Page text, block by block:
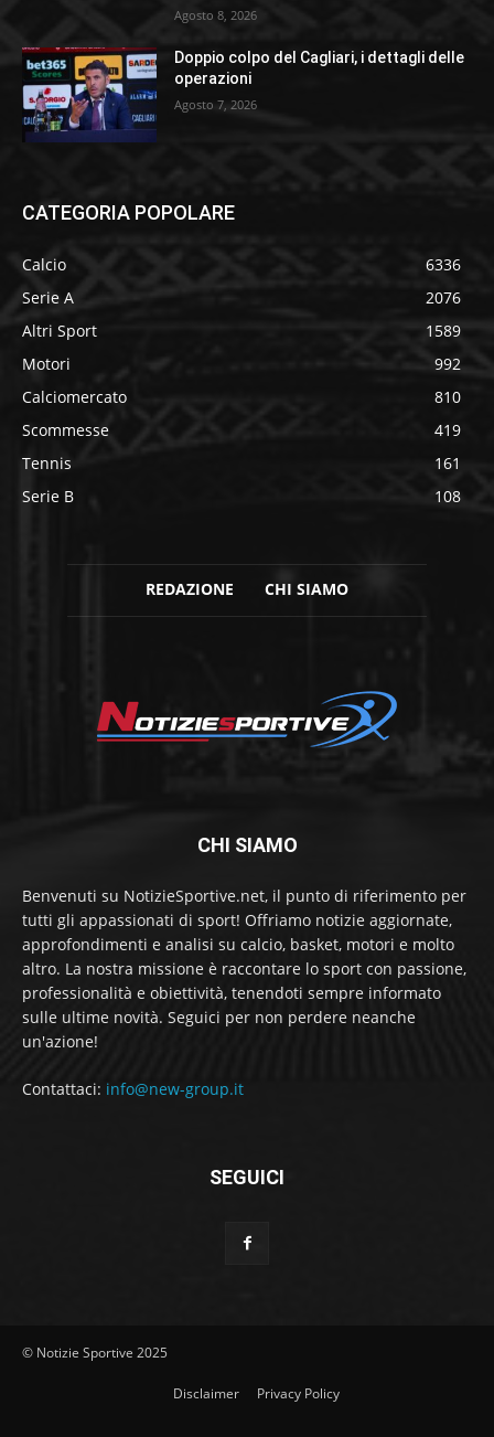
Agosto 8, 2026
Doppio colpo del Cagliari, i dettagli delle
operazioni
Agosto 7, 2026
CATEGORIA POPOLARE
Calcio
6336
Serie A
2076
Altri Sport
1589
Motori
992
Calciomercato
810
Scommesse
419
Tennis
161
Serie B
108
REDAZIONE CHI SIAMO
CHI SIAMO
Benvenuti su NotizieSportive.net, il punto di riferimento per
tutti gli appassionati di sport! Offriamo notizie aggiornate,
approfondimenti e analisi su calcio, basket, motori e molto
altro. La nostra missione è raccontare lo sport con passione,
professionalità e obiettività, tenendoti sempre informato
sulle ultime novità. Seguici per non perdere neanche
un'azione!
Contattaci: info@new-group.it
SEGUICI
© Notizie Sportive 2025
Disclaimer Privacy Policy